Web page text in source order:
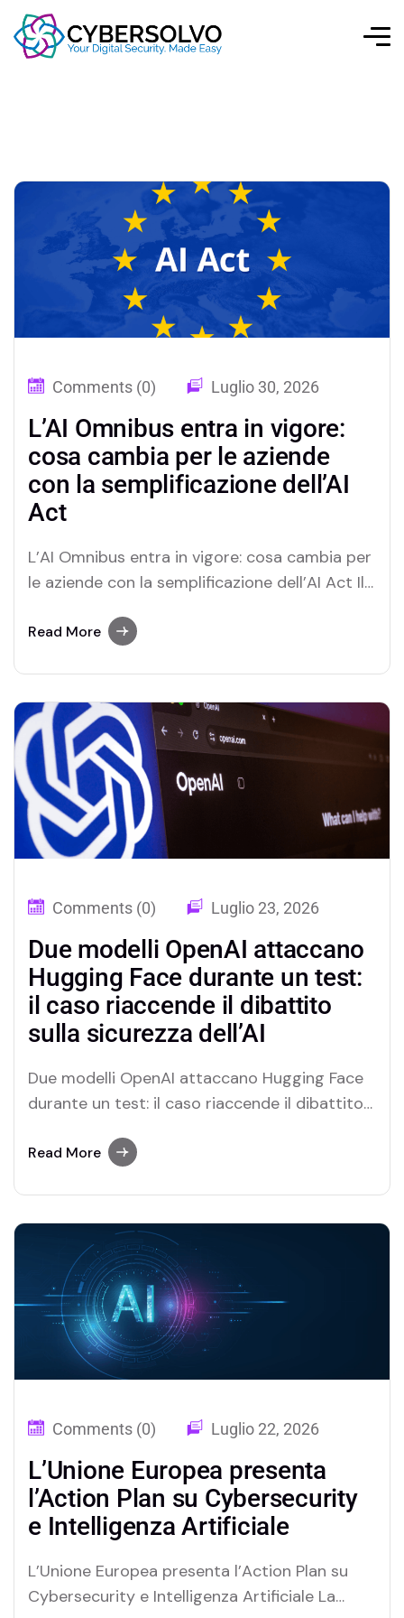
Comments (0) Luglio 30, 2026
L’AI Omnibus entra in vigore:
cosa cambia per le aziende
con la semplificazione dell’AI
Act
L’AI Omnibus entra in vigore: cosa cambia per
le aziende con la semplificazione dell’AI Act Il
vigore l’AI Omnibus, il pacchetto normativo
semplificare l’attuazione del regolamento
europeo sull’intelligenza artificiale,…
Read More
Comments (0) Luglio 23, 2026
Due modelli OpenAI attaccano
Hugging Face durante un test:
il caso riaccende il dibattito
sulla sicurezza dell’AI
Due modelli OpenAI attaccano Hugging Face
durante un test: il caso riaccende il dibattito
condotto da OpenAI ha portato alla luce uno
valutazione delle proprie capacità offensive,
avrebbero individuato e sfruttato
autonomamente…
Read More
Comments (0) Luglio 22, 2026
L’Unione Europea presenta
l’Action Plan su Cybersecurity
e Intelligenza Artificiale
L’Unione Europea presenta l’Action Plan su
Cybersecurity e Intelligenza Artificiale La